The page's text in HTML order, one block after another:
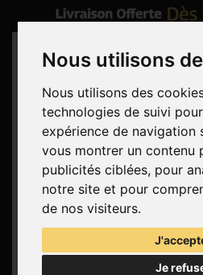
Nous utilisons
Nous utilisons des
technologies de suivi
expérience de navigation
vous montrer un contenu
publicités ciblées, pour
notre site et pour
de nos visiteurs.
Je
Rechercher
Panier(vide)
Aucun produit
Livraison gratuite !
Livraison